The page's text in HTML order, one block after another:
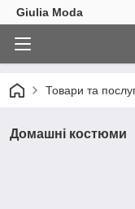
Giulia Moda
Товари та
Домашні костюми